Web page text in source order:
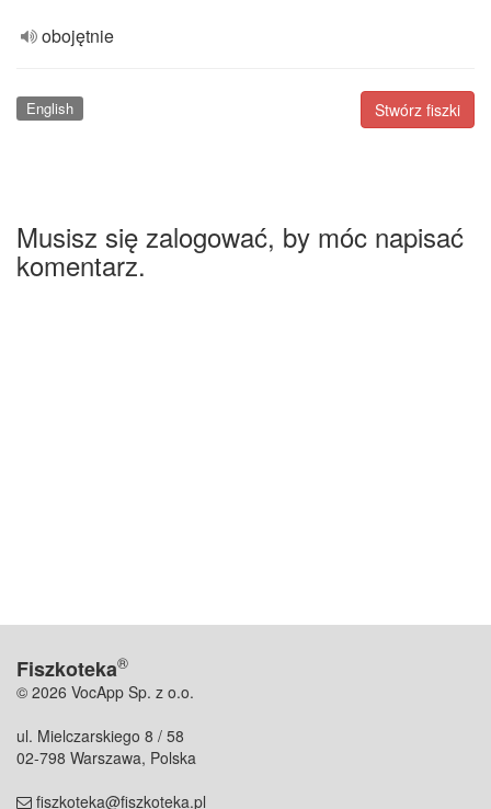
obojętnie
Stwórz fiszki
English
Musisz się zalogować, by móc napisać
komentarz.
Fiszkoteka®
© 2026 VocApp Sp. z o.o.
ul. Mielczarskiego 8 / 58
02-798 Warszawa, Polska
fiszkoteka@fiszkoteka.pl